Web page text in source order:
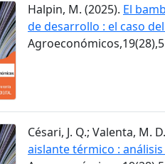
Halpin, M. (2025). El
de desarrollo : el caso
Agroeconómicos,19(28),5
Césari, J. Q.; Valenta, M.
aislante térmico : análisis